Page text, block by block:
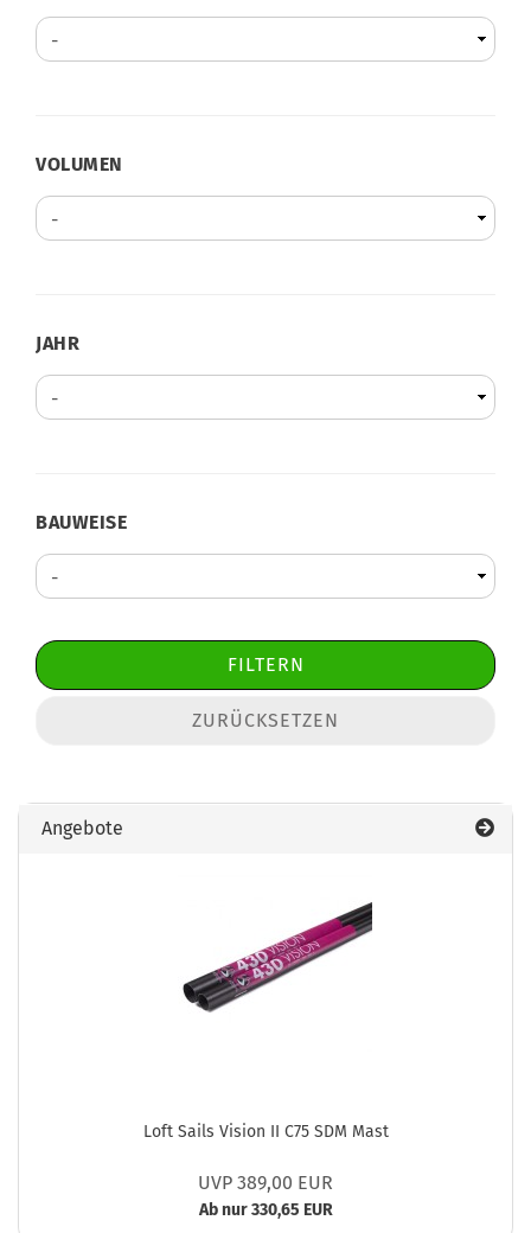
VOLUMEN
VOLUMEN
JAHR
JAHR
BAUWEISE
BAUWEISE
FILTERN
ZURÜCKSETZEN
Angebote
Loft Sails Vision II C75 SDM Mast
UVP 389,00 EUR
Ab nur 330,65 EUR